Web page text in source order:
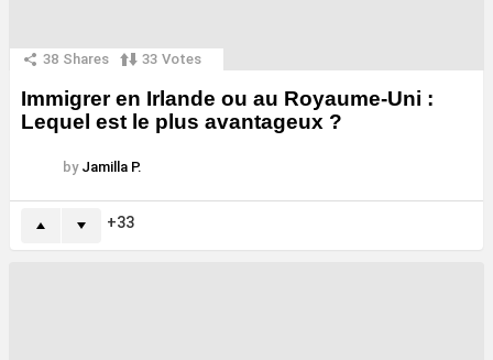
38 Shares 33 Votes
Immigrer en Irlande ou au Royaume-Uni :
Lequel est le plus avantageux ?
by Jamilla P.
33